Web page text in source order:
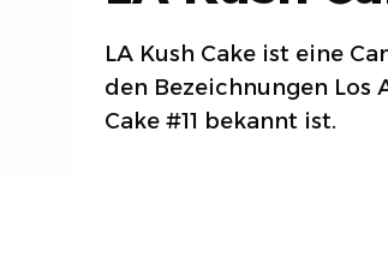
LA Kush Cake ist eine
den Bezeichnungen Los
Cake #11 bekannt ist.